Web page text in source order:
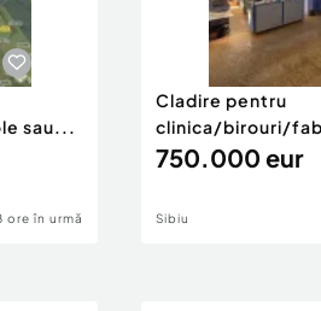
sau...
ore în urmă
Cladire pentru
clinica/birouri/
etc in Tu...
750.000 eur
Sibiu